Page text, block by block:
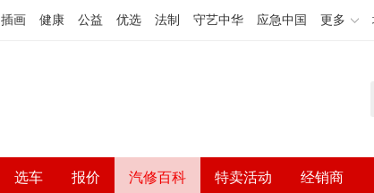
插画 健康 公益 优选 法制 守艺中华 应急中国 更多
选车 报价 汽修百科 特卖活动 经销商